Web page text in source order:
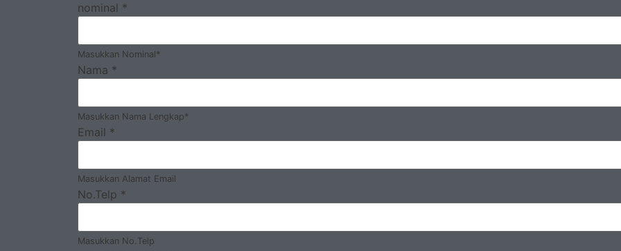
nominal *
Masukkan Nominal*
Nama *
Masukkan Nama Lengkap*
Email *
Masukkan Alamat Email
No.Telp *
Masukkan No.Telp